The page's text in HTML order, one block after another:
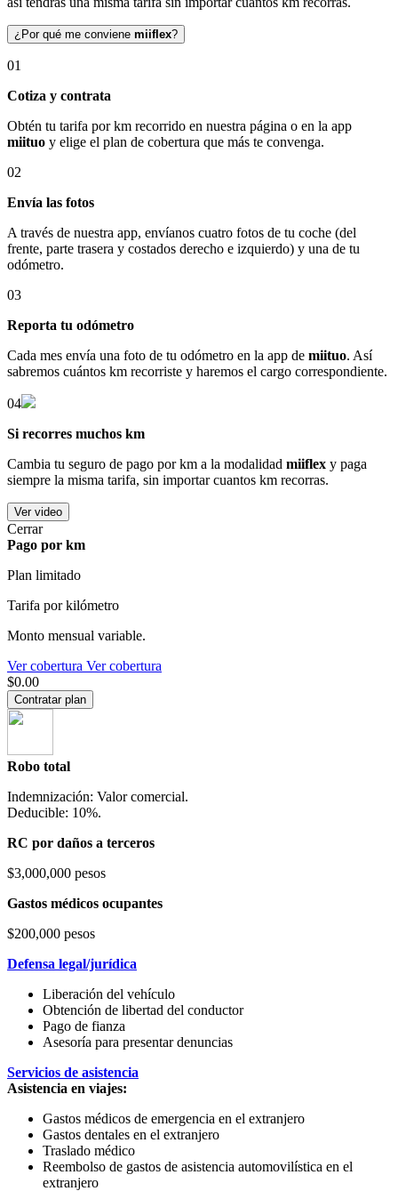
¿Por qué me conviene miiflex?
01
Cotiza y contrata
Obtén tu tarifa por km recorrido en nuestra página o en la app
miituo y elige el plan de cobertura que más te convenga.
02
Envía las fotos
A través de nuestra app, envíanos cuatro fotos de tu coche (del
frente, parte trasera y costados derecho e izquierdo) y una de tu
odómetro.
03
Reporta tu odómetro
Cada mes envía una foto de tu odómetro en la app de miituo. Así
sabremos cuántos km recorriste y haremos el cargo correspondiente.
04
Si recorres muchos km
Cambia tu seguro de pago por km a la modalidad miiflex y paga
siempre la misma tarifa, sin importar cuantos km recorras.
Ver video
Cerrar
Pago por km
Plan limitado
Tarifa por kilómetro
Monto mensual variable.
Ver cobertura Ver cobertura
$0.00
Contratar plan
Robo total
Indemnización: Valor comercial.
Deducible: 10%.
RC por daños a terceros
$3,000,000 pesos
Gastos médicos ocupantes
$200,000 pesos
Defensa legal/jurídica
Liberación del vehículo
Obtención de libertad del conductor
Pago de fianza
Asesoría para presentar denuncias
Servicios de asistencia
Asistencia en viajes:
Gastos médicos de emergencia en el extranjero
Gastos dentales en el extranjero
Traslado médico
Reembolso de gastos de asistencia automovilística en el
extranjero